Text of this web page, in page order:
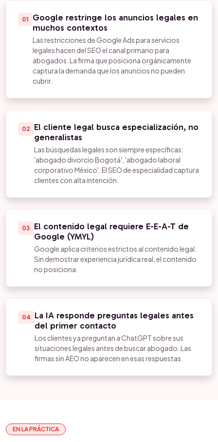
01
Google restringe los anuncios legales en
muchos contextos
Las restricciones de Google Ads para servicios
legales hacen del SEO el canal primario para
abogados. La firma que posiciona orgánicamente
captura la demanda que los anuncios no pueden
cubrir.
02
El cliente legal busca especialización, no
generalistas
Las búsquedas legales son siempre específicas:
'abogado divorcio Bogotá', 'abogado laboral
corporativo México'. El SEO de especialidad captura
clientes con alta intención.
03
El contenido legal requiere E-E-A-T de
Google (YMYL)
Google aplica criterios estrictos al contenido legal.
Sin demostrar experiencia jurídica real, el contenido
no posiciona.
04
La IA responde preguntas legales antes
del primer contacto
Los clientes ya preguntan a ChatGPT sobre sus
situaciones legales antes de buscar abogado. Las
firmas sin AEO no aparecen en esas respuestas.
EN LA PRÁCTICA